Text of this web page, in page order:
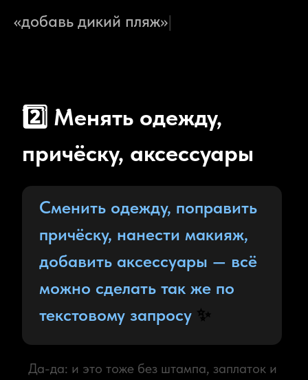
«добавь |
заменять небо
кадре на любое другое✨
Adobe Photoshop не просто заменит
небо, но и подстроит весь остальной
фотография выглядела натурально.